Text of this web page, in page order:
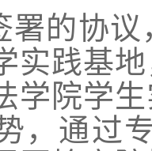
署的协
实践基
学院学
，通过